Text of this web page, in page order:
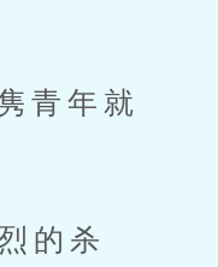
青年就
的杀